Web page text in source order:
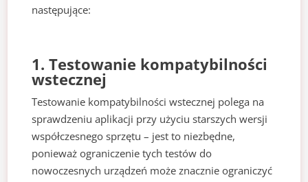
następujące:
1. Testowanie kompatybilności
wstecznej
Testowanie kompatybilności wstecznej polega na
sprawdzeniu aplikacji przy użyciu starszych wersji
współczesnego sprzętu – jest to niezbędne,
ponieważ ograniczenie tych testów do
nowoczesnych urządzeń może znacznie ograniczyć